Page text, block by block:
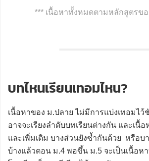
*** เนื้อหาทั้งหมดตามหลักสูตรขอ
บทไหนเรียนเทอมไหน?
เนื้อหาของ ม.ปลาย ไม่มีการแบ่งเทอมไว้
อาจจะเรียงลำดับบทเรียนต่างกัน และเ
และเพิ่มเติม บางส่วนยังซ้ำกันด้วย หรือบา
บ้างแล้วตอน ม.4 พอขึ้น ม.5 จะเป็นเนื้อห